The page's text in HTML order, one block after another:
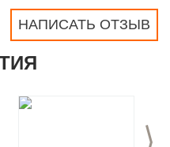
НАПИСАТЬ ОТЗЫВ
>